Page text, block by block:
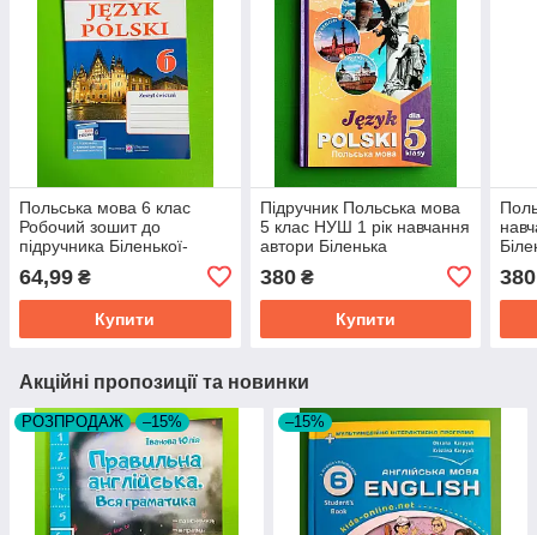
Польська мова 6 клас
Робочий зошит до
підручника Біленької-
Свистович 2 рік навчання
Мастиляк
64,99 ₴
Купити
Підручник Польська мова
5 клас НУШ 1 рік навчання
автори Біленька
Букрек
380₴
Купити
380
Акційні пропозиції та новинки
РОЗПРОДАЖ –15% –15%